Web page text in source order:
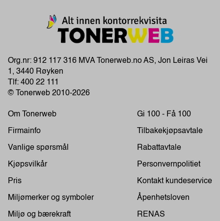
Org.nr: 912 117 316 MVA Tonerweb.no AS, Jon Leiras Vei
1, 3440 Røyken
Tlf: 400 22 111
© Tonerweb 2010-2026
Om Tonerweb
Firmainfo
Vanlige spørsmål
Kjøpsvilkår
Pris
Miljømerker og symboler
Miljø og bærekraft
Gi 100 - Få 100
Tilbakekjøpsavtale
Rabattavtale
Personvernpolitiet
Kontakt kundeservice
Åpenhetsloven
RENAS